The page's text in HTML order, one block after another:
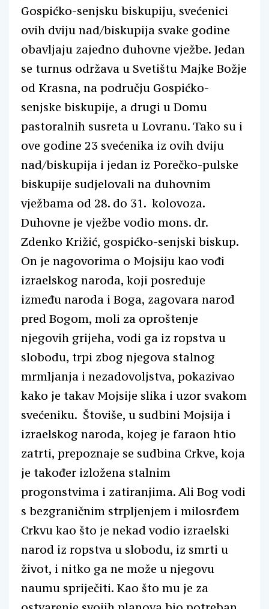
Gospićko-senjsku biskupiju, svećenici
ovih dviju nad/biskupija svake godine
obavljaju zajedno duhovne vježbe. Jedan
se turnus održava u Svetištu Majke Božje
od Krasna, na području Gospićko-
senjske biskupije, a drugi u Domu
pastoralnih susreta u Lovranu. Tako su i
ove godine 23 svećenika iz ovih dviju
nad/biskupija i jedan iz Porečko-pulske
biskupije sudjelovali na duhovnim
vježbama od 28. do 31. kolovoza.
Duhovne je vježbe vodio mons. dr.
Zdenko Križić, gospićko-senjski biskup.
On je nagovorima o Mojsiju kao vođi
izraelskog naroda, koji posreduje
između naroda i Boga, zagovara narod
pred Bogom, moli za oproštenje
njegovih grijeha, vodi ga iz ropstva u
slobodu, trpi zbog njegova stalnog
mrmljanja i nezadovoljstva, pokazivao
kako je takav Mojsije slika i uzor svakom
svećeniku. Štoviše, u sudbini Mojsija i
izraelskog naroda, kojeg je faraon htio
zatrti, prepoznaje se sudbina Crkve, koja
je također izložena stalnim
progonstvima i zatiranjima. Ali Bog vodi
s bezgraničnim strpljenjem i milosrđem
Crkvu kao što je nekad vodio izraelski
narod iz ropstva u slobodu, iz smrti u
život, i nitko ga ne može u njegovu
naumu spriječiti. Kao što mu je za